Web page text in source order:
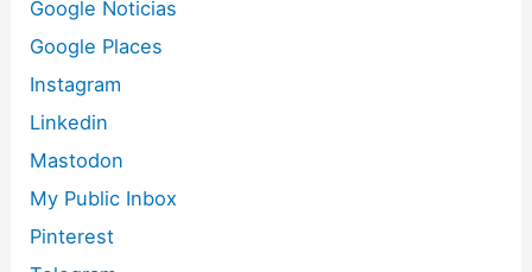
Google Noticias
Google Places
Instagram
Linkedin
Mastodon
My Public Inbox
Pinterest